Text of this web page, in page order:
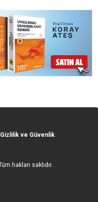
Gizlilik ve Güvenlik
hakları saklıdır.